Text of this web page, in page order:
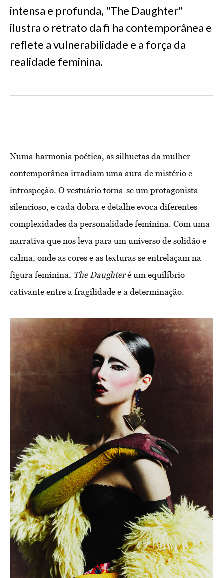
intensa e profunda, "The Daughter"
ilustra o retrato da filha contemporânea e
reflete a vulnerabilidade e a força da
realidade feminina.
Numa harmonia poética, as silhuetas da mulher
contemporânea irradiam uma aura de mistério e
introspeção. O vestuário torna-se um protagonista
silencioso, e cada dobra e detalhe evoca diferentes
complexidades da personalidade feminina. Com uma
narrativa que nos leva para um universo de solidão e
calma, onde as cores e as texturas se entrelaçam na
figura feminina, The Daughteré um equilíbrio
cativante entre a fragilidade e a determinação.